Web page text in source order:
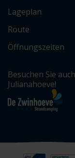
Lageplan
Route
Öffnungszeiten
Besuchen Sie
Julianahoeve!